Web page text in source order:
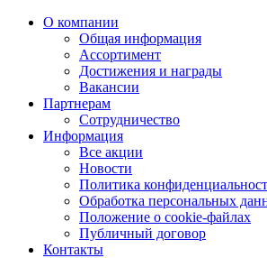
О компании
Общая информация
Ассортимент
Достижения и награды
Вакансии
Партнерам
Сотрудничество
Информация
Все акции
Новости
Политика
Обработка персональных
Положение о cookie-файлах
Публичный договор
Контакты